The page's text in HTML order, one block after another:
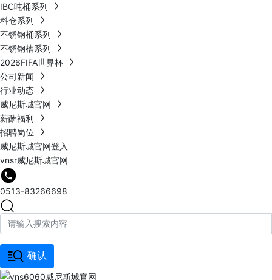
IBC吨桶系列
料仓系列
不锈钢桶系列
不锈钢槽系列
2026FIFA世界杯
公司新闻
行业动态
威尼斯城官网
薪酬福利
招聘岗位
威尼斯城官网登入
vnsr威尼斯城官网
0513-83266698
确认